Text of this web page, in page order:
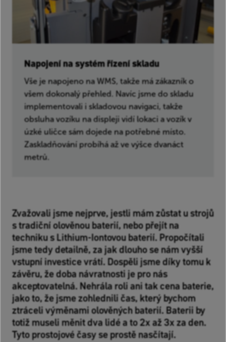
Napojení na systém řízení skladu
Vše je napojeno na WMS, takže má zákazník o
všem dokonalý přehled. Navíc jsme do skladu
implementovali i skladovou navigaci, takže
obsluha vozíku na displeji vidí lokaci a vozík v
úzké uličce sám dojede na potřebné místo.
Zaskladňování probíhá až ve výšce dvanáct
metrů.
Zvažovali jsme nejprve, jestli mám zůstat u strojů
s tradiční olověnou baterií, nebo přejít na
techniku s Lithium-Iontovou baterií. Propočítali
jsme tedy detailně, za jak dlouho se nám vyšší
vstupní investice vrátí. Dospěli jsme díky tomu k
závěru, že doba návratnosti je pro nás
akceptovatelná. Nehrála roli ani tak cena baterie,
jako to, že jsme zohlednili čas, který bychom
ztráceli výměnami olověných baterií. Baterii by
totiž museli měnit dva lidé a to 2x až 3x za den.
Tyto prostojové časy se prostě nasčítají.